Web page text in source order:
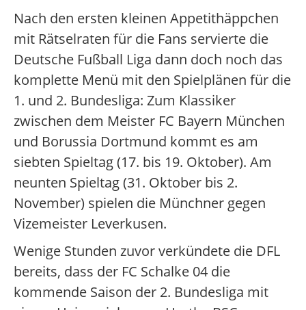
Nach den ersten kleinen Appetithäppchen
mit Rätselraten für die Fans servierte die
Deutsche Fußball Liga dann doch noch das
komplette Menü mit den Spielplänen für die
1. und 2. Bundesliga: Zum Klassiker
zwischen dem Meister FC Bayern München
und Borussia Dortmund kommt es am
siebten Spieltag (17. bis 19. Oktober). Am
neunten Spieltag (31. Oktober bis 2.
November) spielen die Münchner gegen
Vizemeister Leverkusen.
Wenige Stunden zuvor verkündete die DFL
bereits, dass der FC Schalke 04 die
kommende Saison der 2. Bundesliga mit